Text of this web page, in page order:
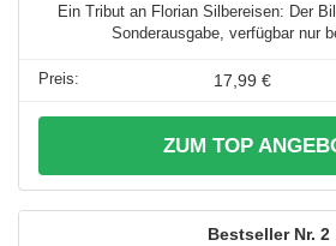
Ein Tribut an Florian Silbereisen: Der
Sonderausgabe, verfügbar nur
17,99 €
ZUM TOP
2